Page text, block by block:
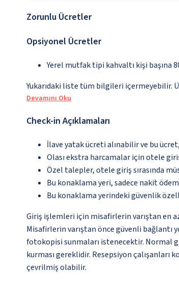
Zorunlu Ücretler
Opsiyonel Ücretler
Yerel mutfak tipi kahvaltı kişi başına
Yukarıdaki liste tüm bilgileri içermeyebilir.
Devamını Oku
Check-in Açıklamaları
İlave yatak ücreti alınabilir ve bu
Olası ekstra harcamalar için otele
Özel talepler, otele giriş sırasında
Bu konaklama yeri, sadece nakit
Bu konaklama yerindeki güvenlik
Giriş işlemleri için misafirlerin varıştan en
Misafirlerin varıştan önce güvenli bağlantı
fotokopisi sunmaları istenecektir. Normal
kurması gereklidir. Resepsiyon
çevrilmiş olabilir.